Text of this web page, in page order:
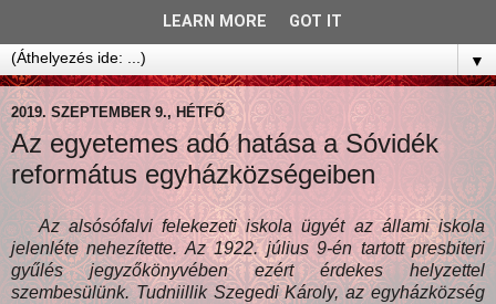
▼
2019. SZEPTEMBER 9., HÉTFŐ
Az egyetemes adó hatása a Sóvidék
református egyházközségeiben
Az alsósófalvi felekezeti iskola ügyét az állami iskola
jelenléte nehezítette. Az 1922. július 9-én tartott presbiteri
gyűlés jegyzőkönyvében ezért érdekes helyzettel
szembesülünk. Tudniillik Szegedi Károly, az egyházközség
LEARN MORE GOT IT